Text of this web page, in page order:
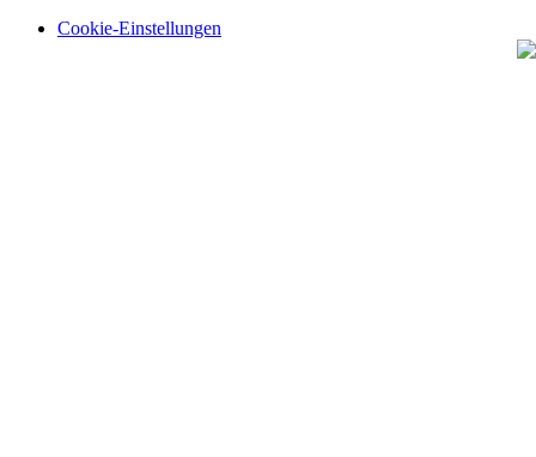
Cookie-Einstellungen